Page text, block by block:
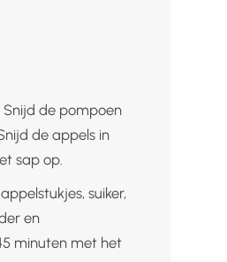
Snijd de pompoen
de appels in
sap op.
suiker,
en
minuten met het